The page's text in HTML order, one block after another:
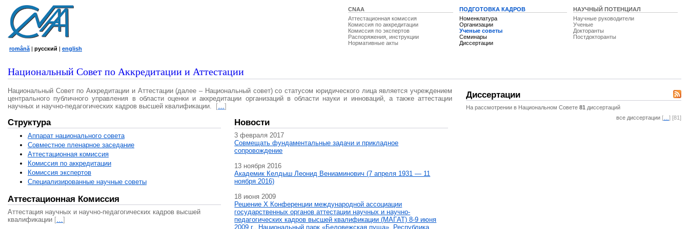
CNAA
Аттестационная комиссия
Комиссия по аккредитации
Комиссия по экспертов
Распоряжения, инструкции
Нормативные акты
ПОДГОТОВКА КАДРОВ
Номенклатура
Организации
Ученые советы
Семинары
Диссертации
НАУЧНЫЙ ПОТЕНЦИАЛ
Научные руководители
Ученые
Докторанты
Постдокторанты
română | русский | english
Национальный Совет по Аккредитации и Аттестации
Национальный Совет по Аккредитации и Аттестации (далее – Национальный совет) со статусом юридического лица является учреждением
центрального публичного управления в области оценки и аккредитации организаций в области науки и инноваций, а также аттестации
научных и научно-педагогических кадров высшей квалификации.
[…]
Структура
Аппарат национального совета
Совместное пленарное заседание
Аттестационная комисcия
Комиссия по аккредитации
Комиссия экспертов
Специализированные научные советы
Аттестационная Комиссия
Аттестация научных и научно-педагогических кадров высшей
квалификации […]
Новости
3 февраля 2017
Совмещать фундаментальные задачи и прикладное
сопровождение
13 ноября 2016
Академик Келдыш Леонид Вениаминович (7 апреля 1931 — 11
ноября 2016)
18 июня 2009
Решение X Конференции международной ассоциации
государственных органов аттестации научных и научно-
педагогических кадров высшей квалификации (МАГAT) 8-9 июня
2009 г., Национальный парк «Беловежская пуща», Республика
Диссертации
На рассмотрении в Национальном Совете 81 диссертаций
все диссертации [ ] [81]